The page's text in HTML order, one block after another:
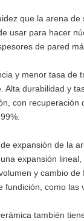
que la arena de
usar para hacer
de pared
y menor tasa de
Alta durabilidad y
con recuperación
expansión de la
expansión
y cambio de
fundición, como las
también